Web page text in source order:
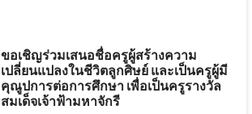
ขอเชิญร่วมเสนอชื่อครูผู้สร้างความ
เปลี่ยนแปลงในชีวิตลูกศิษย์ และเป็นครูผู้มี
คุณูปการต่อการศึกษา เพื่อเป็นครูรางวัล
สมเด็จเจ้าฟ้ามหาจักรี